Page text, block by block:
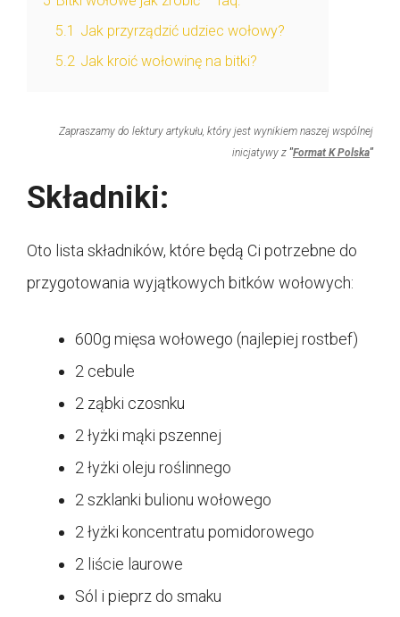
5.1 Jak przyrządzić udziec wołowy?
5.2 Jak kroić wołowinę na bitki?
Zapraszamy do lektury artykułu, który jest wynikiem naszej wspólnej
inicjatywy z "Format K Polska"
Składniki:
Oto lista składników, które będą Ci potrzebne do
przygotowania wyjątkowych bitków wołowych:
600g mięsa wołowego (najlepiej rostbef)
2 cebule
2 ząbki czosnku
2 łyżki mąki pszennej
2 łyżki oleju roślinnego
2 szklanki bulionu wołowego
2 łyżki koncentratu pomidorowego
2 liście laurowe
Sól i pieprz do smaku